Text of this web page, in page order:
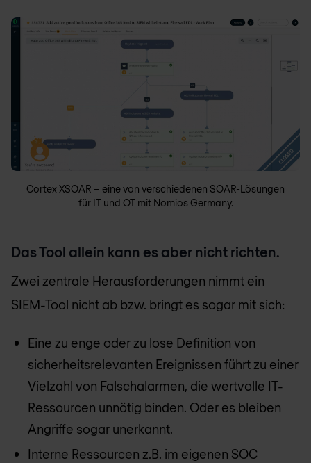
Cortex XSOAR – eine von verschiedenen SOAR-Lösungen
für IT und OT mit Nomios Germany.
Das Tool allein kann es aber nicht richten.
Zwei zentrale Herausforderungen nimmt ein
SIEM-Tool nicht ab bzw. bringt es sogar mit sich:
Eine zu enge oder zu lose Definition von
sicherheitsrelevanten Ereignissen führt zu einer
Vielzahl von Falschalarmen, die wertvolle IT-
Ressourcen unnötig binden. Oder es bleiben
Angriffe sogar unerkannt.
Interne Ressourcen z.B. im eigenen SOC